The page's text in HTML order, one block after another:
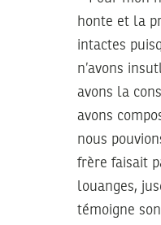
honte et la
intactes
n’avons
avons la
avons
nous
frère faisait
louanges,
témoigne